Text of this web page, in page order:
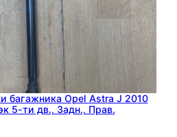
багажника Opel Astra J 2010
5-ти дв., Задн., Прав.